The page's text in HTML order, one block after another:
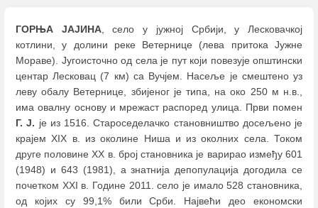
ГОРЊА ЈАЈИНА, село у jужној Србији, у Лесковачкој
котлини, у долини реке Ветернице (лева притока Јужне
Мораве). Југоисточно од села је пут који повезује општински
центар Лесковац (7 км) са Вучјем. Насеље је смештено уз
леву обалу Ветернице, збијеног је типа, на око 250 м н.в.,
има овалну основу и мрежаст распоред улица. Први помен
Г. Ј. је из 1516. Староседелачко становништво досељено је
крајем XIX в. из околине Ниша и из околних села. Током
друге половине XX в. број становника је варирао између 601
(1948) и 643 (1981), а знатнија депопулација догодила се
почетком XXI в. Године 2011. село је имало 528 становника,
од којих су 99,1% били Срби. Највећи део економски